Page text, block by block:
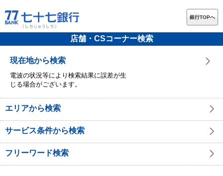
銀行TOPへ
店舗・CSコーナー検索
現在地から検索
電波の状況等により検索結果に誤差が生
じる場合がございます。
エリアから検索
サービス条件から検索
フリーワード検索